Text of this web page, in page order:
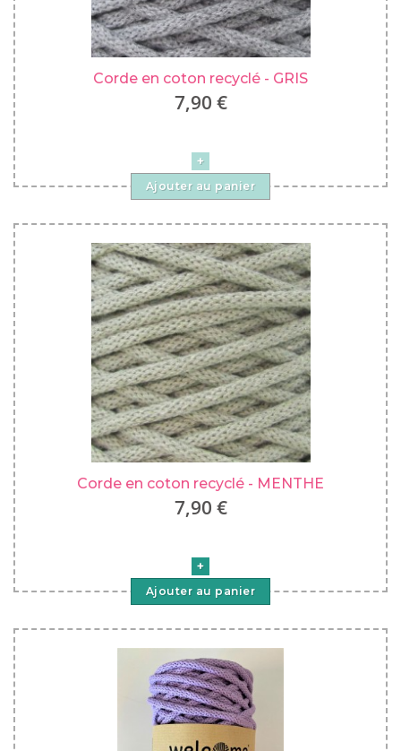
Corde en coton recyclé - GRIS
7,90 €
Ajouter au panier
Corde en coton recyclé - MENTHE
7,90 €
Ajouter au panier